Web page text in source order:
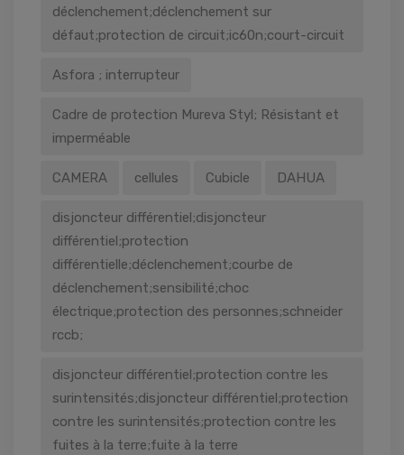
déclenchement;déclenchement sur
défaut;protection de circuit;ic60n;court-circuit
Asfora ; interrupteur
Cadre de protection Mureva Styl; Résistant et
imperméable
CAMERA cellules Cubicle DAHUA
disjoncteur différentiel;disjoncteur
différentiel;protection
différentielle;déclenchement;courbe de
déclenchement;sensibilité;choc
électrique;protection des personnes;schneider
rccb;
disjoncteur différentiel;protection contre les
surintensités;disjoncteur différentiel;protection
contre les surintensités;protection contre les
fuites à la terre;fuite à la terre
INSCRIVEZ-VOUS À LA
NEWSLETTER
Recevez des offres électroniques, des offres
spéciales et des produits exclusifs
Don't show this message again